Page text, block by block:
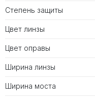
Степень защиты
Цвет линзы
Цвет оправы
Ширина линзы
Ширина моста